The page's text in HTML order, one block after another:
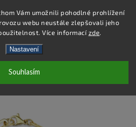
Vám umožnili pohodlné prohlížení
webu neustále zlepšovali jeho
Více informacízde.
Nastavení
Souhlasím
Hledat
OCEL